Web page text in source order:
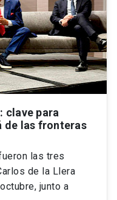
clave para
de las fronteras
las tres
de la Llera
junto a